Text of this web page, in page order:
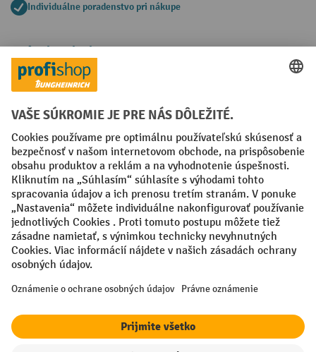
Individuálne poradenstvo pri nákupe
Spôsoby platby
Creditcard (Master)Creditcard (Visa)
Faktúra Predplatba
Sociálne siete
Facebook
YouTube
LinkedIn
Nastavenia ochrany osobných údajov
All prices excl. VAT plusshipping costsand possible delivery charges,
¹ Zľava platí do vypredania zásob. Zľava sa nevzťahuje na špeciálne